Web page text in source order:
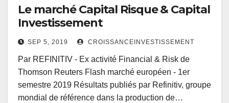
Le marché Capital Risque & Capital
Investissement
SEP 5, 2019 CROISSANCEINVESTISSEMENT
Par REFINITIV - Ex activité Financial & Risk de
Thomson Reuters Flash marché européen - 1er
semestre 2019 Résultats publiés par Refinitiv, groupe
mondial de référence dans la production de…